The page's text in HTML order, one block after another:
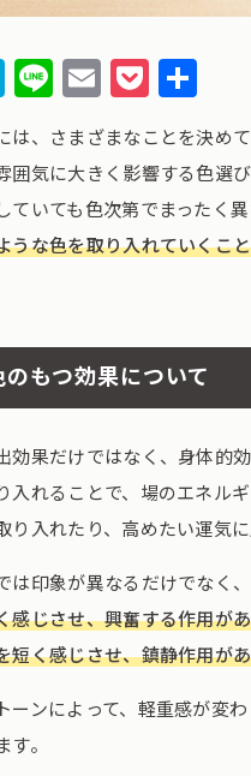
Hatena
LineEmailPocket
有
は、さまざまなことを決めて
囲気に大きく影響する色選
ていても色次第でまったく異
うな色を取り入れていくこ
のもつ効果について
効果だけではなく、身体的
入れることで、場のエネル
り入れたり、高めたい運気
は印象が異なるだけでなく
感じさせ、興奮する作用が
短く感じさせ、鎮静作用が
ーンによって、軽重感が変
。